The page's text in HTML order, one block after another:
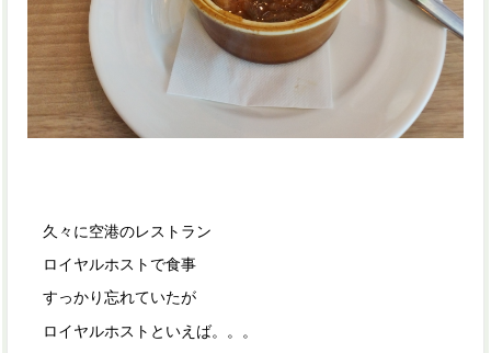
久々に空港のレストラン
ロイヤルホストで食事
すっかり忘れていたが
ロイヤルホストといえば。。。